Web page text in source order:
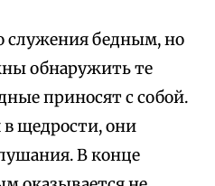
бедным, но
обнаружить те
приносят с собой.
щедрости, они
В конце